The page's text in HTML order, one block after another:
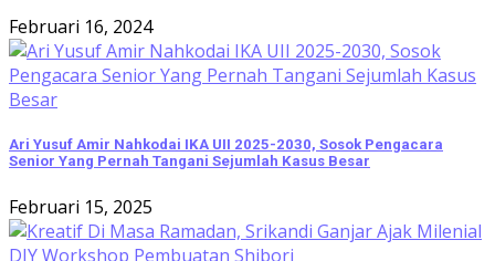
Februari 16, 2024
Ari Yusuf Amir Nahkodai IKA UII 2025-2030, Sosok Pengacara
Senior Yang Pernah Tangani Sejumlah Kasus Besar
Februari 15, 2025